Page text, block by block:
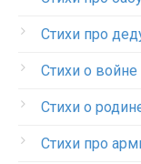
Стихи про
Стихи о войне
Стихи о
Стихи про